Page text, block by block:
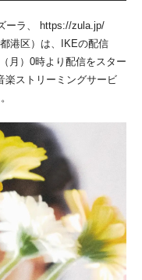
ーラ、 https://zula.jp/
港区）は、IKEの配信
月）0時より配信をスター
楽ストリーミングサービ